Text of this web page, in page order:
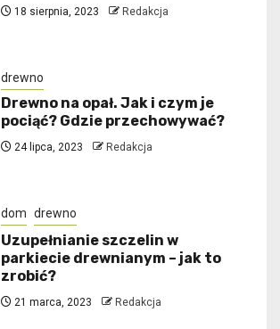
18 sierpnia, 2023 Redakcja
drewno
Drewno na opał. Jak i czym je
pociąć? Gdzie przechowywać?
24 lipca, 2023 Redakcja
dom drewno
Uzupełnianie szczelin w
parkiecie drewnianym – jak to
zrobić?
21 marca, 2023 Redakcja